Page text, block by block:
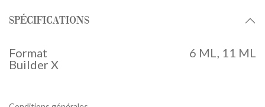
Spécifications
Format
Builder X
6 ML, 11 ML